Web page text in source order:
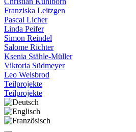
Franziska Leitzgen
Pascal Licher
Linda Peifer
Simon Reindel
Salome Richter
Ksenia Stähle-Müller
Viktoria Südmeyer
Leo Weisbrod
Teilprojekte
Teilprojekte